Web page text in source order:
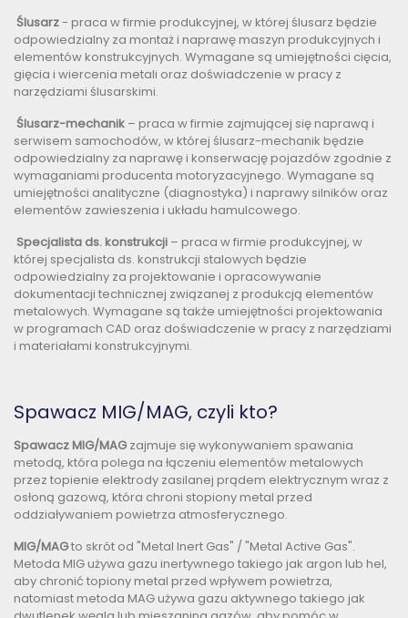
Ślusarz- praca w firmie produkcyjnej, w której ślusarz będzie
odpowiedzialny za montaż i naprawę maszyn produkcyjnych i
elementów konstrukcyjnych. Wymagane są umiejętności cięcia,
gięcia i wiercenia metali oraz doświadczenie w pracy z
narzędziami ślusarskimi.
Ślusarz-mechanik – praca w firmie zajmującej się naprawą i
serwisem samochodów, w której ślusarz-mechanik będzie
odpowiedzialny za naprawę i konserwację pojazdów zgodnie z
wymaganiami producenta motoryzacyjnego. Wymagane są
umiejętności analityczne (diagnostyka) i naprawy silników oraz
elementów zawieszenia i układu hamulcowego.
Specjalista ds. konstrukcji – praca w firmie produkcyjnej, w
której specjalista ds. konstrukcji stalowych będzie
odpowiedzialny za projektowanie i opracowywanie
dokumentacji technicznej związanej z produkcją elementów
metalowych. Wymagane są także umiejętności projektowania
w programach CAD oraz doświadczenie w pracy z narzędziami
i materiałami konstrukcyjnymi.
Spawacz MIG/MAG, czyli kto?
Spawacz MIG/MAGzajmuje się wykonywaniem spawania
metodą, która polega na łączeniu elementów metalowych
przez topienie elektrody zasilanej prądem elektrycznym wraz z
osłoną gazową, która chroni stopiony metal przed
oddziaływaniem powietrza atmosferycznego.
MIG/MAGto skrót od "Metal Inert Gas" / "Metal Active Gas".
Metoda MIG używa gazu inertywnego takiego jak argon lub hel,
aby chronić topiony metal przed wpływem powietrza,
natomiast metoda MAG używa gazu aktywnego takiego jak